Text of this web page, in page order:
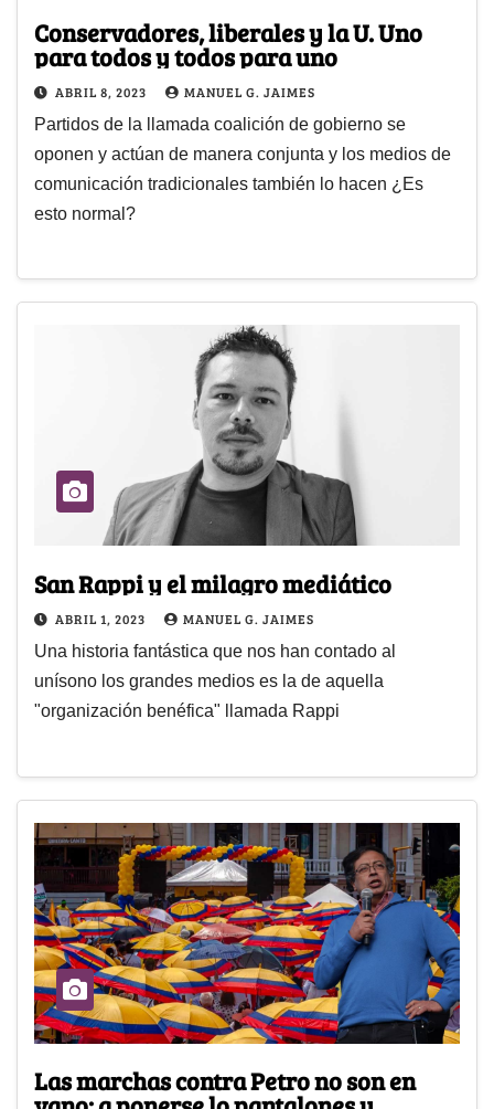
Conservadores, liberales y la U. Uno
para todos y todos para uno
ABRIL 8, 2023 MANUEL G. JAIMES
Partidos de la llamada coalición de gobierno se
oponen y actúan de manera conjunta y los medios de
comunicación tradicionales también lo hacen ¿Es
esto normal?
San Rappi y el milagro mediático
ABRIL 1, 2023 MANUEL G. JAIMES
Una historia fantástica que nos han contado al
unísono los grandes medios es la de aquella
"organización benéfica" llamada Rappi
Las marchas contra Petro no son en